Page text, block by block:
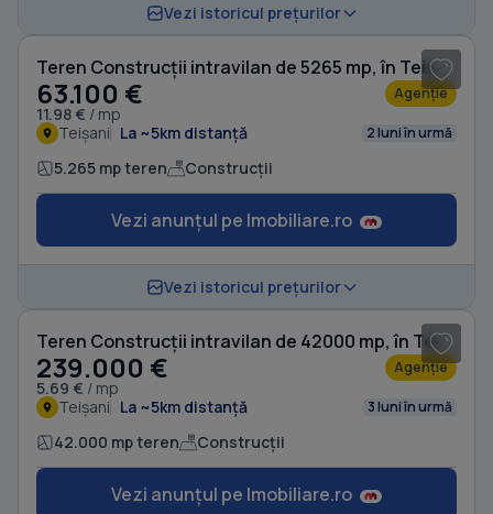
Vezi istoricul prețurilor
Teren Construcții intravilan de 5265 mp, în Teișani
63.100 €
11.98 € / mp
Agenție
Teișani La ~5km distanță 2 luni în urmă
5.265 mp teren Construcții
Vezi anunțul pe Imobiliare.ro
Vezi istoricul prețurilor
Teren Construcții intravilan de 42000 mp, în Teișani
239.000 €
5.69 € / mp
Agenție
Teișani La ~5km distanță 3 luni în urmă
42.000 mp teren Construcții
Vezi anunțul pe Imobiliare.ro